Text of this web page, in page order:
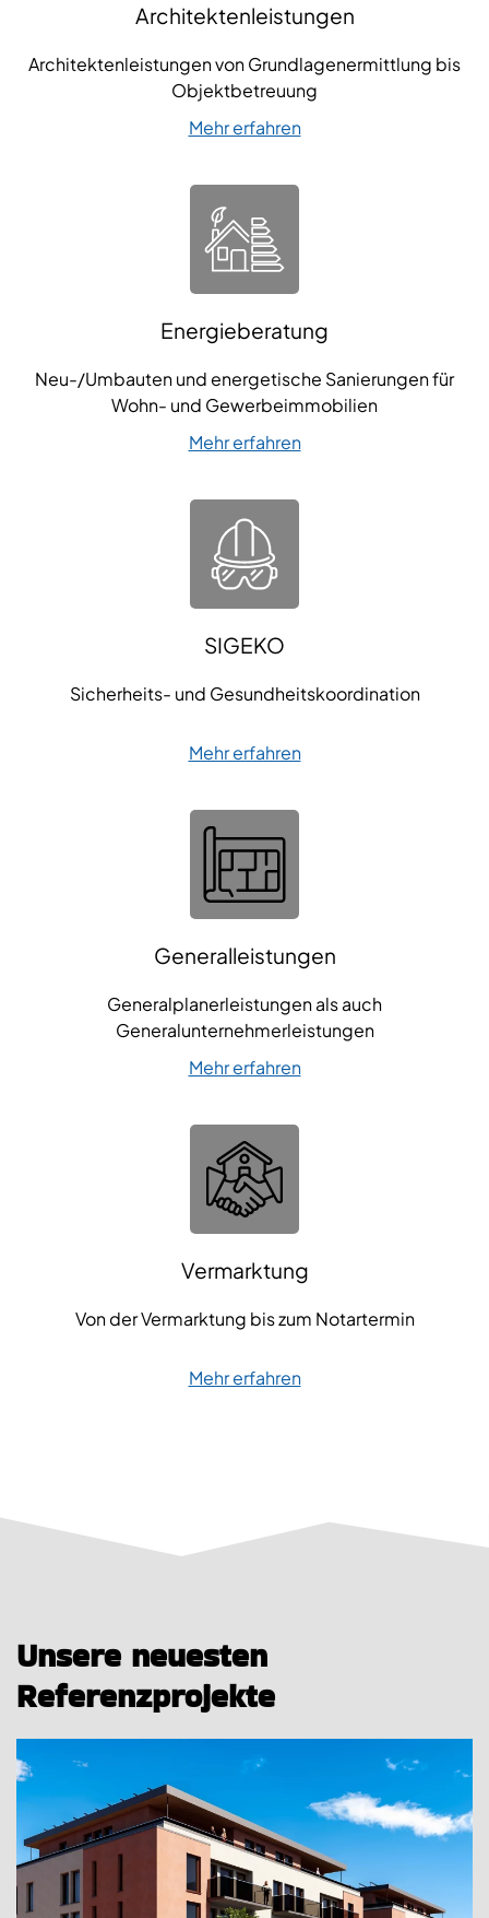
Architekten­leistungen
Architektenleistungen von Grundlagenermittlung bis
Objektbetreuung
Mehr erfahren
Energieberatung
Neu-/Umbauten und energetische Sanierungen für
Wohn- und Gewerbeimmobilien
Mehr erfahren
SIGEKO
Sicherheits- und Gesundheitskoordination
Mehr erfahren
Generalleistungen
Generalplanerleistungen als auch
Generalunternehmerleistungen
Mehr erfahren
Vermarktung
Von der Vermarktung bis zum Notartermin
Mehr erfahren
Unsere neuesten
Referenzprojekte